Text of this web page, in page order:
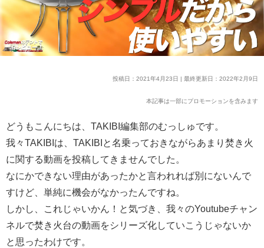
投稿日：2021年4月23日 | 最終更新日：2022年2月9日
本記事は一部にプロモーションを含みます
どうもこんにちは、TAKIBI編集部のむっしゅです。
我々TAKIBIは、TAKIBIと名乗っておきながらあまり焚き火
に関する動画を投稿してきませんでした。
なにかできない理由があったかと言われれば別にないんで
すけど、単純に機会がなかったんですね。
しかし、これじゃいかん！と気づき、我々のYoutubeチャン
ネルで焚き火台の動画をシリーズ化していこうじゃないか
と思ったわけです。